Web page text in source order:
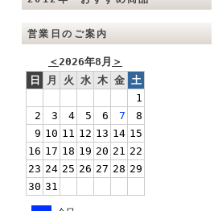
営業日のご案内
＜2026年8月 ＞
日
月 火 水 木 金 土
1
2
3 4 5 6 7
8
9 10 11 12 13 14 15
16 17 18 19 20 21 22
23 24 25 26 27 28 29
30 31